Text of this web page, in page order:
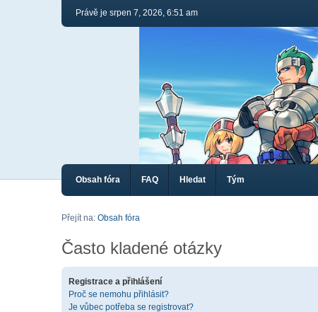
Právě je srpen 7, 2026, 6:51 am
Obsah fóra FAQ Hledat Tým
Přejít na: Obsah fóra
Často kladené otázky
Registrace a přihlášení
Proč se nemohu přihlásit?
Je vůbec potřeba se registrovat?